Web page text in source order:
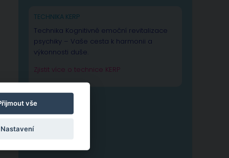
TECHNIKA KERP
Technika Kognitivně emoční revitalizace
psychiky – Vaše cesta k harmonii a
výkonnosti duše.
Zjistit více o technice KERP
vše
Nastavení